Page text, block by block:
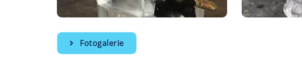
Fotogalerie